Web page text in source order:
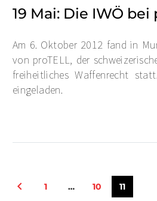
19 Mai: Die IWÖ bei
Am 6. Oktober 2012 fand in
von proTELL, der
freiheitliches Waffenrecht
eingeladen.
1 … 10 11